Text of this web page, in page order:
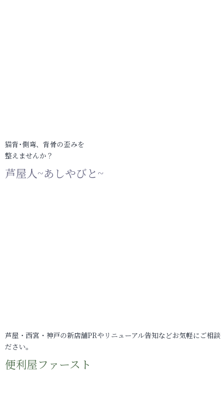
猫背･側弯、背骨の歪みを
整えませんか？
芦屋人~あしやびと~
芦屋・西宮・神戸の新店舗PRやリニューアル告知などお気軽にご相
ださい。
便利屋ファースト